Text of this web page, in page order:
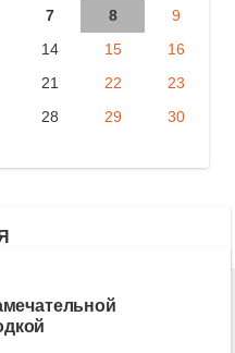
7 8
9
14 15
16
21 22
23
28 29
30